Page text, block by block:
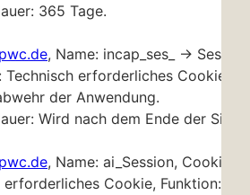
365 Tage.
pwc.de, Name: incap_ses_ →
Technisch erforderliches Cookie,
der Anwendung.
Wird nach dem Ende der
pwc.de, Name: ai_Session, Cookie-
Cookie, Funktion: Zur